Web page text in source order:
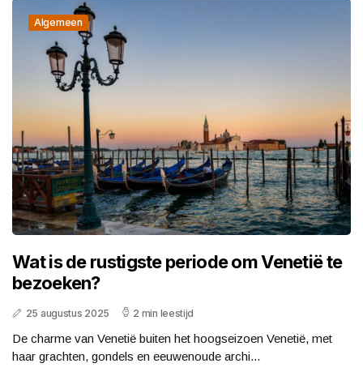
Algemeen
Wat is de rustigste periode om Venetië te
bezoeken?
25 augustus 2025 2 min leestijd
De charme van Venetië buiten het hoogseizoen Venetië, met
haar grachten, gondels en eeuwenoude archi...